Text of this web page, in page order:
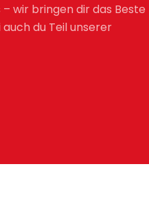
wir bringen dir das Beste
du Teil unserer